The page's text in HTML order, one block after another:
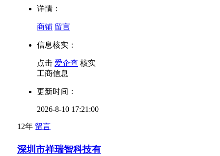
详情：
商铺 留言
信息核实：
点击 爱企查 核实
工商信息
更新时间：
2026-8-10 17:21:00
12年 留言
深圳市祥瑞智科技有